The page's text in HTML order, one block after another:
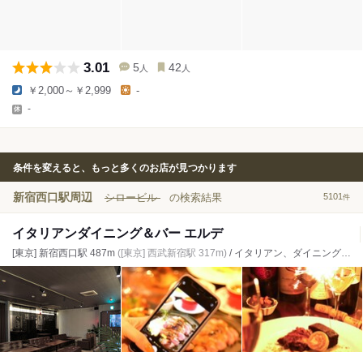
3.01 5 人 42 人
￥2,000～￥2,999 -
-
条件を変えると、もっと多くのお店が見つかります
新宿西口駅周辺 シロービル の検索結果 5101 件
イタリアンダイニング＆バー エルデ
[東京] 新宿西口駅 487m ([東京] 西武新宿駅 317m) / イタリアン、ダイニングバー、バル